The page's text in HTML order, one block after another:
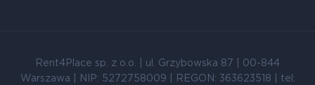
Rent4Place sp. z o.o. | ul. Grzybowska 87 | 00-844
Warszawa | NIP: 5272758009 | REGON: 363623518 | tel: